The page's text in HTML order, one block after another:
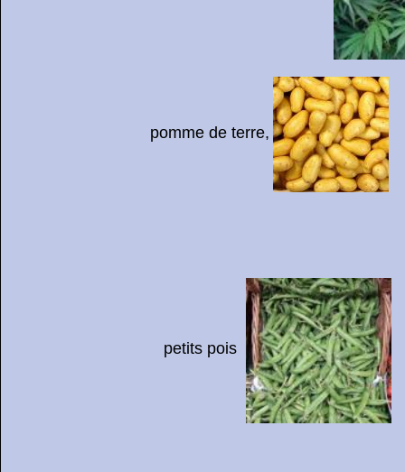
pomme de terre,
petits pois